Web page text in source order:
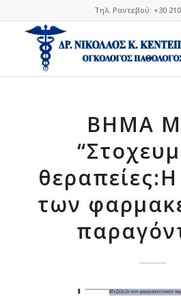
Τηλ. Ραντεβού: +30
ΒΗΜΑ
θεραπείες:Η
των